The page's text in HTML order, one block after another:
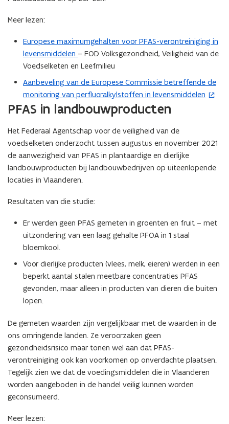
Meer lezen:
Europese maximumgehalten voor PFAS-verontreiniging in
levensmiddelen – FOD Volksgezondheid, Veiligheid van de
Voedselketen en Leefmilieu
Aanbeveling van de Europese Commissie betreffende de
monitoring van perfluoralkylstoffen in levensmiddelen
(
o
p
n
t
i
n
n
e
w
v
n
s
t
e
)
PFAS in landbouwproducten
Het Federaal Agentschap voor de veiligheid van de
voedselketen onderzocht tussen augustus en november 2021
de aanwezigheid van PFAS in plantaardige en dierlijke
landbouwproducten bij landbouwbedrijven op uiteenlopende
locaties in Vlaanderen.
Resultaten van die studie:
Er werden geen PFAS gemeten in groenten en fruit – met
uitzondering van een laag gehalte PFOA in 1 staal
bloemkool.
Voor dierlijke producten (vlees, melk, eieren) werden in een
beperkt aantal stalen meetbare concentraties PFAS
gevonden, maar alleen in producten van dieren die buiten
lopen.
De gemeten waarden zijn vergelijkbaar met de waarden in de
ons omringende landen. Ze veroorzaken geen
gezondheidsrisico maar tonen wel aan dat PFAS-
verontreiniging ook kan voorkomen op onverdachte plaatsen.
Tegelijk zien we dat de voedingsmiddelen die in Vlaanderen
worden aangeboden in de handel veilig kunnen worden
geconsumeerd.
Meer lezen: